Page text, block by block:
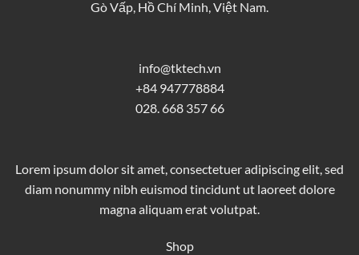
Gò Vấp, Hồ Chí Minh, Việt Nam.
info@tktech.vn
+84 947778884
028. 668 357 66
Lorem ipsum dolor sit amet, consectetuer adipiscing elit, sed
diam nonummy nibh euismod tincidunt ut laoreet dolore
magna aliquam erat volutpat.
Shop